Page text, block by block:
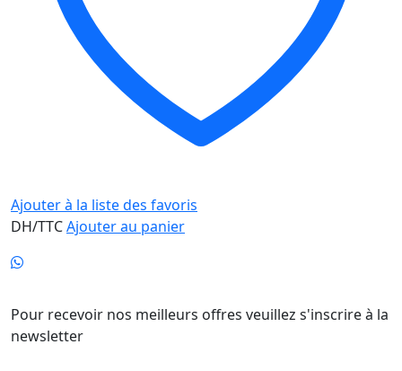
Ajouter à la liste des favoris
DH/TTCAjouter au panier
Pour recevoir nos meilleurs offres veuillez s'inscrire à la
newsletter